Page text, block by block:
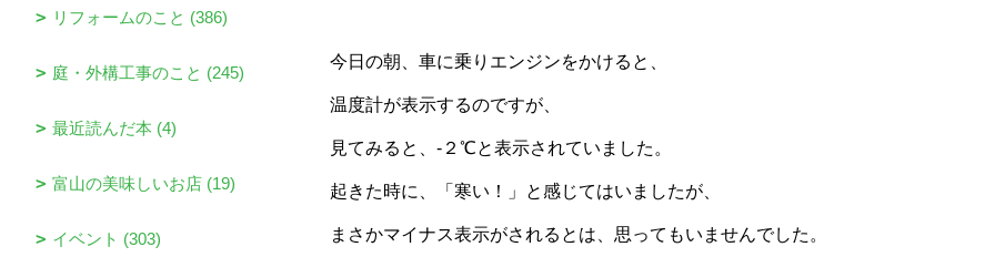
今日の朝、車に乗りエンジンをかけると、
温度計が表示するのですが、
見てみると、-２℃と表示されていました。
起きた時に、「寒い！」と感じてはいましたが、
まさかマイナス表示がされるとは、思ってもいませんでした。
リフォームのこと (386)
庭・外構工事のこと (245)
最近読んだ本 (4)
富山の美味しいお店 (19)
イベント (303)